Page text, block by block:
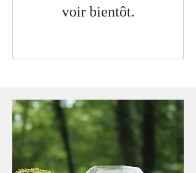
voir bientôt.